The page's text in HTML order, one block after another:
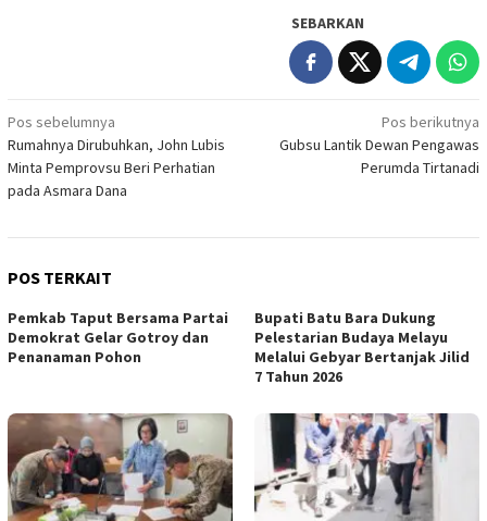
SEBARKAN
Navigasi
pos
Pos sebelumnya
Rumahnya Dirubuhkan, John Lubis
Minta Pemprovsu Beri Perhatian
pada Asmara Dana
Pos berikutnya
Gubsu Lantik Dewan Pengawas
Perumda Tirtanadi
POS TERKAIT
Pemkab Taput Bersama Partai
Demokrat Gelar Gotroy dan
Penanaman Pohon
Bupati Batu Bara Dukung
Pelestarian Budaya Melayu
Melalui Gebyar Bertanjak Jilid
7 Tahun 2026